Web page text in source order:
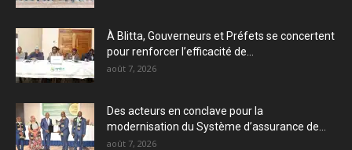
À Blitta, Gouverneurs et Préfets se concertent
pour renforcer l’efficacité de...
août 7, 2026
Des acteurs en conclave pour la
modernisation du Système d’assurance de...
août 7, 2026